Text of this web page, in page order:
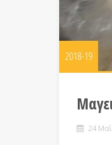
2018-19
24